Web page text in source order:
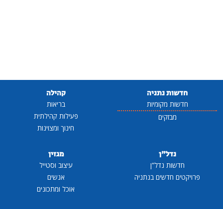
חדשות נתניה
חדשות מקומיות
מבזקים
קהילה
בריאות
פעילות קהילתית
חינוך ומצוינות
נדל"ן
חדשות נדל"ן
פרויקטים חדשים בנתניה
מגזין
עיצוב וסטייל
אנשים
אוכל ומתכונים